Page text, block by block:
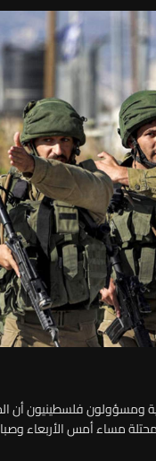
ومسؤولون فلسطينيون أن
مساء أمس الأربعاء